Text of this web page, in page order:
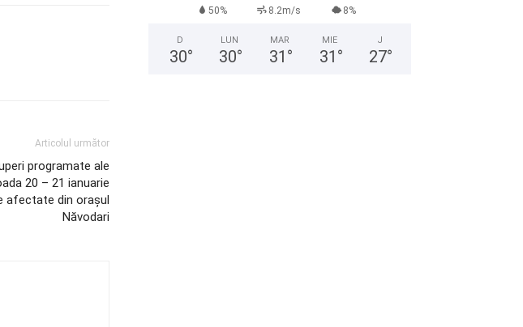
Articolul următor
programate ale
20 – 21 ianuarie
afectate din orașul
Năvodari
50% 8.2m/s 8%
D
30°
LUN
30°
MAR
31 °
MIE
31 °
J
27°